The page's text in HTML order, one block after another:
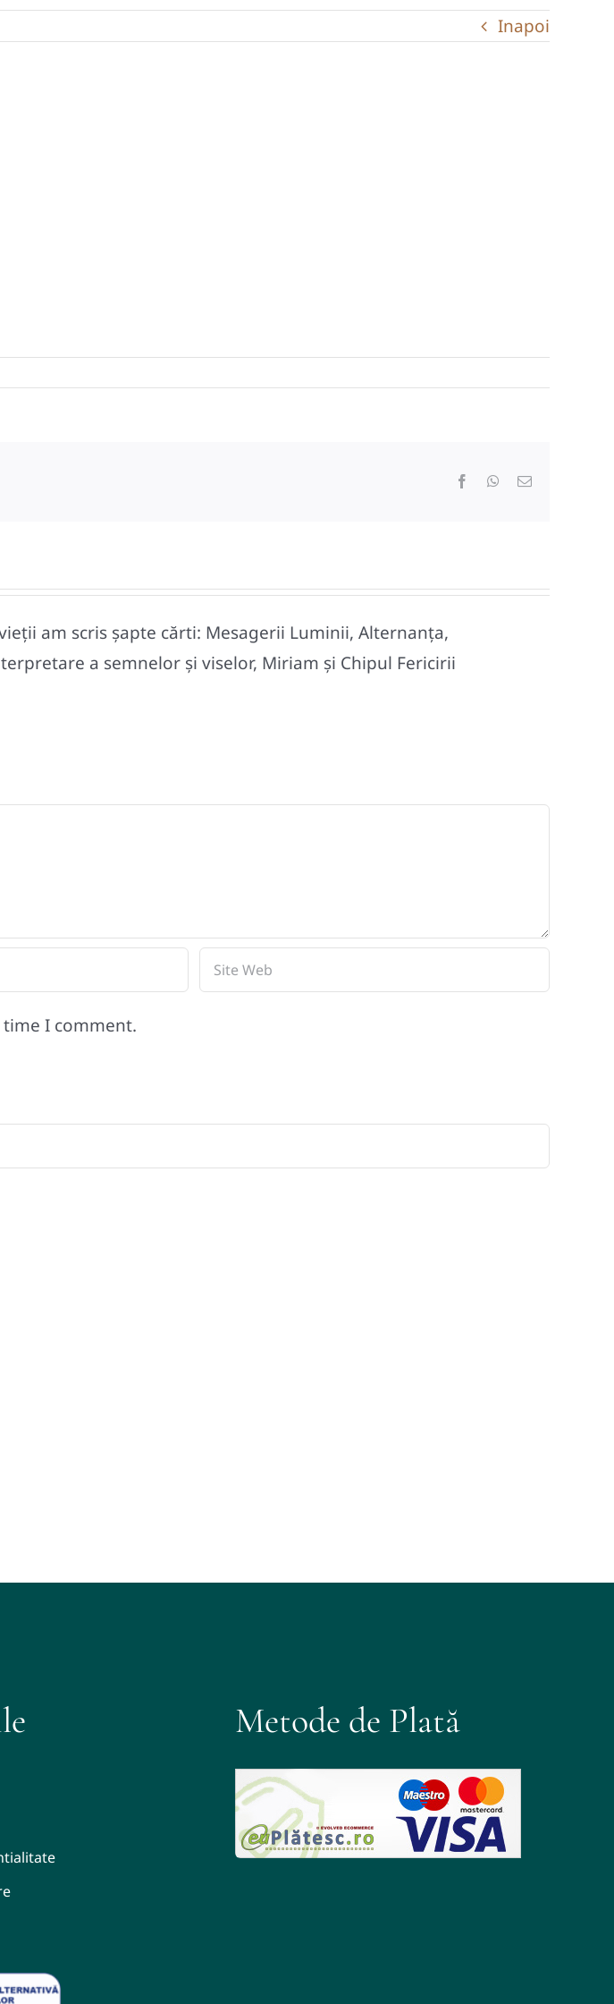
Inapoi
FacebookWhatsApp
E-
am scris șapte cărti: Mesagerii Luminii, Alternanța,
a semnelor și viselor, Miriam și Chipul Fericirii
I comment.
Metode de Plată